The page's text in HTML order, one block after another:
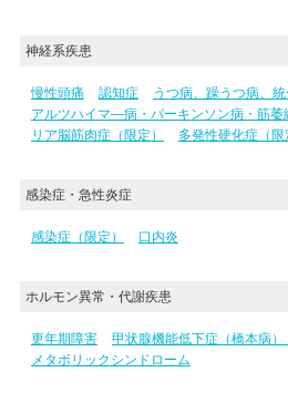
神経系疾患
慢性頭痛 認知症 うつ病、躁うつ病、統
アルツハイマ―病・パーキンソン病・筋萎
リア脳筋肉症（限定）
多発性硬化症（限
感染症・急性炎症
感染症（限定） 口内炎
ホルモン異常・代謝疾患
更年期障害 甲状腺機能低下症（橋本病）
メタボリックシンドローム